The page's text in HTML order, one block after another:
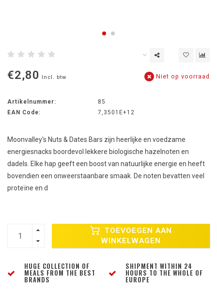
€2,80 Incl. btw Niet op voorraad
Artikelnummer:
85
EAN Code:
7,3501E+12
Moonvalley's Nuts & Dates Bars zijn heerlijke en voedzame
energiesnacks boordevol lekkere biologische hazelnoten en
dadels. Elke hap geeft een boost van natuurlijke energie en heeft
bovendien een onweerstaanbare smaak. De noten bevatten veel
proteïne en d
TOEVOEGEN AAN
WINKELWAGEN
HUGE COLLECTION OF
MEALS FROM THE BEST
BRANDS
SHIPMENT WITHIN 24
HOURS TO THE WHOLE OF
EUROPE